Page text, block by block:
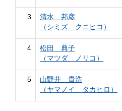
3
清水 邦彦
（シミズ クニヒコ）
4
松田 典子
（マツダ ノリコ）
5
山野井 貴浩
（ヤマノイ タカヒロ）